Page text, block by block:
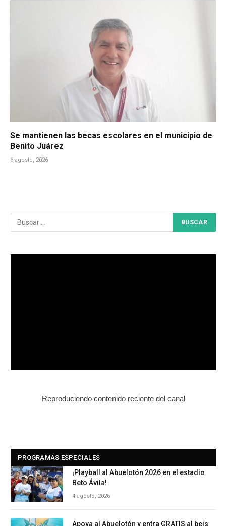
Se mantienen las becas escolares en el municipio de
Benito Juárez
6 agosto, 2026
Reproduciendo contenido reciente del canal
PROGRAMAS ESPECIALES
¡Playball al Abuelotón 2026 en el estadio
Beto Ávila!
4 agosto, 2026
Apoya al Abuelotón y entra GRATIS al beis